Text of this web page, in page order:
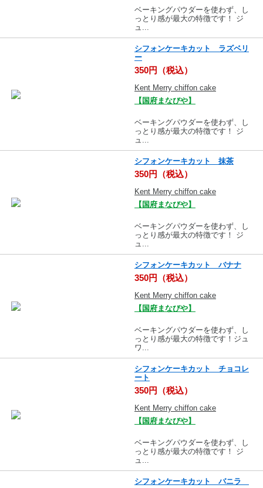
ベーキングパウダーを使わず、し
っとり感が最大の特徴です！ ジ
ュ...
シフォンケーキカット ラズベリ
ー
350円（税込）
Kent Merry chiffon cake
【国府まなびや】
ベーキングパウダーを使わず、し
っとり感が最大の特徴です！ ジ
ュ...
シフォンケーキカット 抹茶
350円（税込）
Kent Merry chiffon cake
【国府まなびや】
ベーキングパウダーを使わず、し
っとり感が最大の特徴です！ ジ
ュ...
シフォンケーキカット バナナ
350円（税込）
Kent Merry chiffon cake
【国府まなびや】
ベーキングパウダーを使わず、し
っとり感が最大の特徴です！ジュ
ワ...
シフォンケーキカット チョコレ
ート
350円（税込）
Kent Merry chiffon cake
【国府まなびや】
ベーキングパウダーを使わず、し
っとり感が最大の特徴です！ ジ
ュ...
シフォンケーキカット バニラ